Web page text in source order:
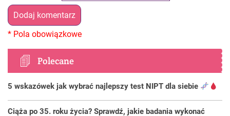
Polecane
5 wskazówek jak wybrać najlepszy test NIPT dla siebie
Ciąża po 35. roku życia? Sprawdź, jakie badania wykonać